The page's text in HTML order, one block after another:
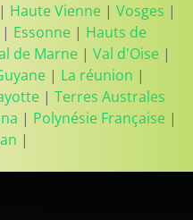
| Haute Vienne | Vosges |
| Essonne | Hauts de
de Marne | Val d'Oise |
| La réunion |
| Terres Australes
| Polynésie Française |
|